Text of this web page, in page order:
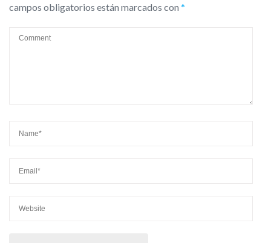
campos obligatorios están marcados con *